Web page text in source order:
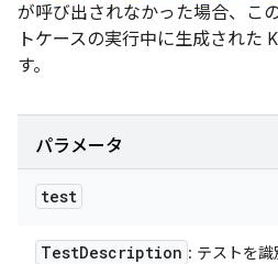
が呼び出されなかった場合、こ
トケースの実行中に生成された
す。
パラメータ
test
TestDescription : テストを識